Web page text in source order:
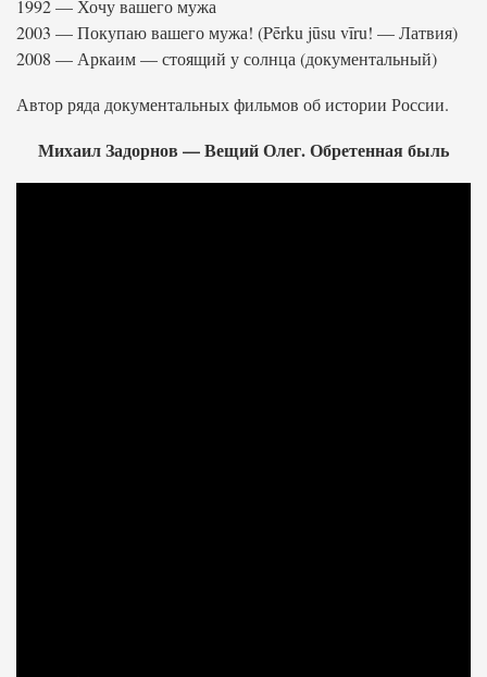
1992 — Хочу вашего мужа
2003 — Покупаю вашего мужа! (Pērku jūsu vīru! — Латвия)
2008 — Аркаим — стоящий у солнца (документальный)
Автор ряда документальных фильмов об истории России.
Михаил Задорнов — Вещий Олег. Обретенная быль